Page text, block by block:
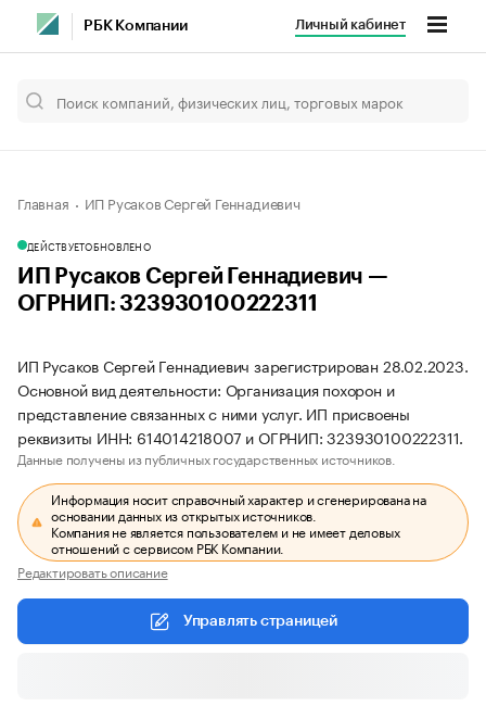
РБК Компании Личный кабинет
Главная ИП Русаков Сергей Геннадиевич
ДЕЙСТВУЕТОБНОВЛЕНО
ИП Русаков Сергей Геннадиевич —
ОГРНИП: 323930100222311
ИП Русаков Сергей Геннадиевич зарегистрирован 28.02.2023.
Основной вид деятельности: Организация похорон и
представление связанных с ними услуг. ИП присвоены
реквизиты ИНН: 614014218007 и ОГРНИП: 323930100222311.
Данные получены из публичных государственных источников.
Информация носит справочный характер и сгенерирована на
основании данных из открытых источников.
Компания не является пользователем и не имеет деловых
отношений с сервисом РБК Компании.
Редактировать описание
Управлять страницей